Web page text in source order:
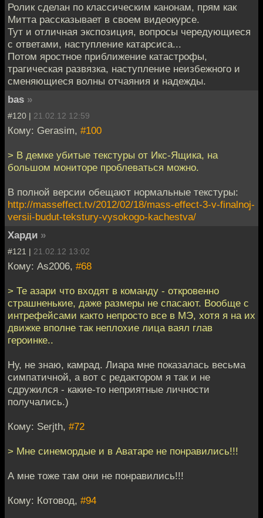
Ролик сделан по классическим канонам, прям как
Митта рассказывает в своем видеокурсе.
Тут и отличная экспозиция, вопросы чередующиеся
с ответами, наступление катарсиса...
Потом яростное приближение катастрофы,
трагическая развязка, наступление неизбежного и
сменяющиеся волны отчаяния и надежды.
bas »
#120 | 21.02.12 12:59
Кому: Gerasim, #100
> В демке убитые текстуры от Икс-Ящика, на
большом мониторе проблеваться можно.
В полной версии обещают нормальные текстуры:
http://masseffect.tv/2012/02/18/mass-effect-3-v-finalnoj-
versii-budut-tekstury-vysokogo-kachestva/
Харди »
#121 | 21.02.12 13:02
Кому: As2006, #68
> Те азари что входят в команду - откровенно
страшненькие, даже размеры не спасают. Вообще с
интрефейсами както непросто все в МЭ, хотя я на их
движке вполне так неплохие лица ваял глав
героинке..
Ну, не знаю, камрад. Лиара мне показалась весьма
симпатичной, а вот с редактором я так и не
сдружился - какие-то неприятные личности
получались.)
Кому: Serjth, #72
> Мне синемордые и в Аватаре не понравились!!!
А мне тоже там они не понравились!!!
Кому: Котовод, #94